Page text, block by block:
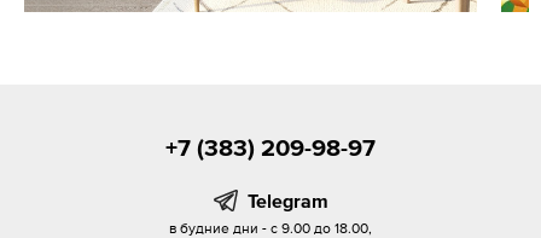
+7 (383) 209-98-97
Telegram
в будние дни - с 9.00 до 18.00,